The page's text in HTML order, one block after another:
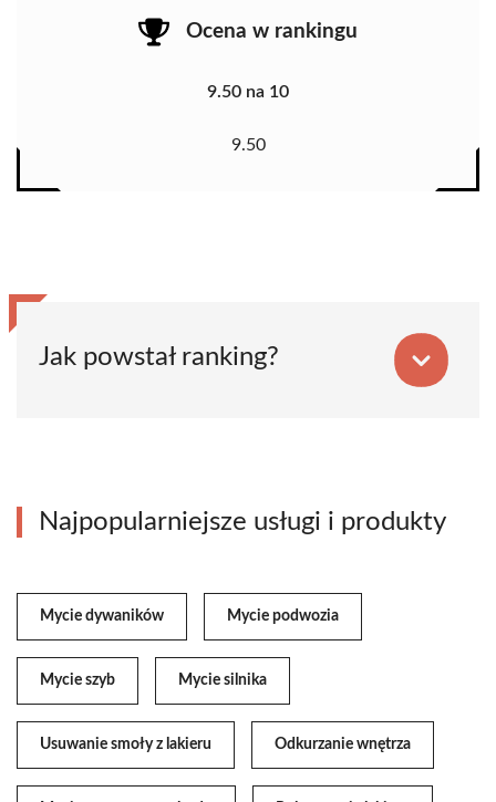
Ocena w rankingu
9.50 na 10
9.50
Jak powstał ranking?
Najpopularniejsze usługi i produkty
Mycie dywaników Mycie podwozia
Mycie szyb Mycie silnika
Usuwanie smoły z lakieru Odkurzanie wnętrza